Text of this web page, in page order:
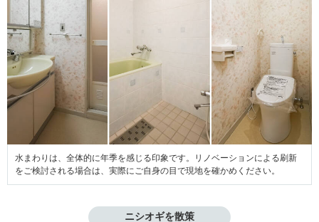
水まわりは、全体的に年季を感じる印象です。リノベーションによる刷新
をご検討される場合は、実際にご自身の目で現地を確かめください。
ニシオギを散策